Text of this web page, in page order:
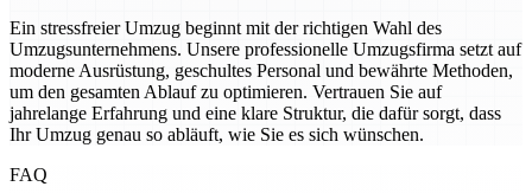
Ein stressfreier Umzug beginnt mit der richtigen Wahl des
Umzugsunternehmens. Unsere professionelle Umzugsfirma setzt auf
moderne Ausrüstung, geschultes Personal und bewährte Methoden,
um den gesamten Ablauf zu optimieren. Vertrauen Sie auf
jahrelange Erfahrung und eine klare Struktur, die dafür sorgt, dass
Ihr Umzug genau so abläuft, wie Sie es sich wünschen.
FAQ